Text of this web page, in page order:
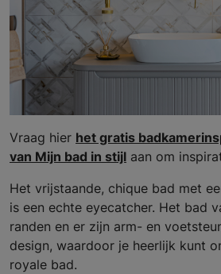
Vraag hier het gratis
van Mijn bad in stijl aan om
Het vrijstaande, chique bad met
is een echte eyecatcher. Het bad
randen en er zijn arm- en
design, waardoor je heerlijk kunt
royale bad.